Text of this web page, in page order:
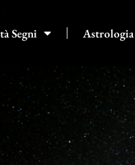
Segni Astrologia